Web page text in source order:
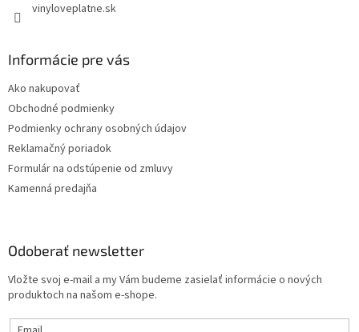
vinyloveplatne.sk
Informácie pre vás
Ako nakupovať
Obchodné podmienky
Podmienky ochrany osobných údajov
Reklamačný poriadok
Formulár na odstúpenie od zmluvy
Kamenná predajňa
Odoberať newsletter
Vložte svoj e-mail a my Vám budeme zasielať informácie o nových
produktoch na našom e-shope.